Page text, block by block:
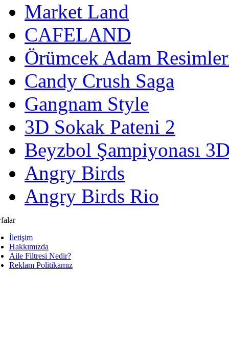
Market Land
CAFELAND
Örümcek Adam
Candy Crush Saga
Gangnam Style
3D Sokak Pateni 2
Beyzbol Şampiyonası
Angry Birds
Angry Birds Rio
İletişim
Hakkımızda
Aile Filtresi Nedir?
Reklam Politikamız